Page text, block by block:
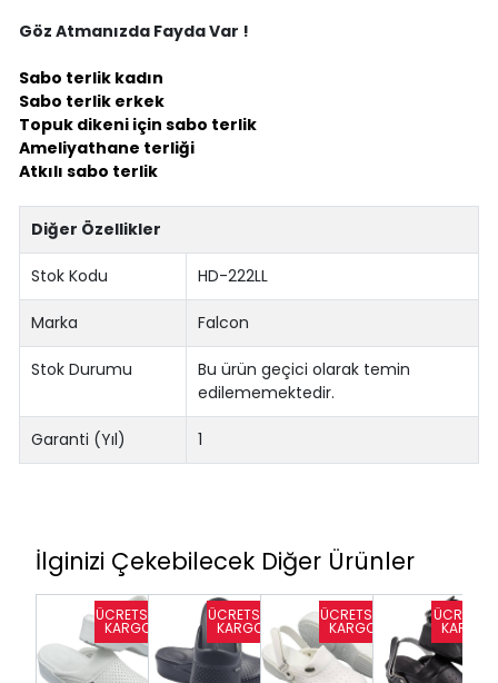
Göz Atmanızda Fayda Var !
Sabo terlik kadın
Sabo terlik erkek
Topuk dikeni için sabo terlik
Ameliyathane terliği
Atkılı sabo terlik
Diğer Özellikler
Stok Kodu HD-222LL
Marka Falcon
Stok Durumu
Bu ürün geçici olarak temin
edilememektedir.
Garanti (Yıl) 1
İlginizi Çekebilecek Diğer Ürünler